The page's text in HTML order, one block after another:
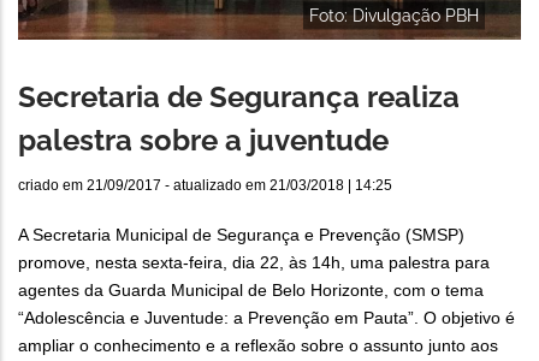
Foto: Divulgação PBH
Secretaria de Segurança realiza
palestra sobre a juventude
criado em 21/09/2017 - atualizado em 21/03/2018 | 14:25
A Secretaria Municipal de Segurança e Prevenção (SMSP)
promove, nesta sexta-feira, dia 22, às 14h, uma palestra para
agentes da Guarda Municipal de Belo Horizonte, com o tema
“Adolescência e Juventude: a Prevenção em Pauta”. O objetivo é
ampliar o conhecimento e a reflexão sobre o assunto junto aos